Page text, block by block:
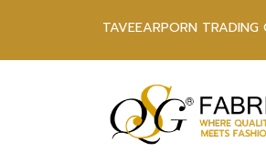
TAVEEARPORN